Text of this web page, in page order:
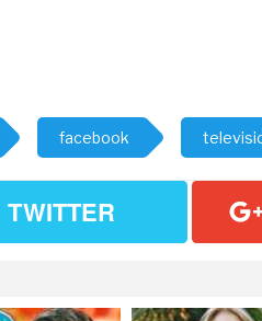
facebook
TWITTER